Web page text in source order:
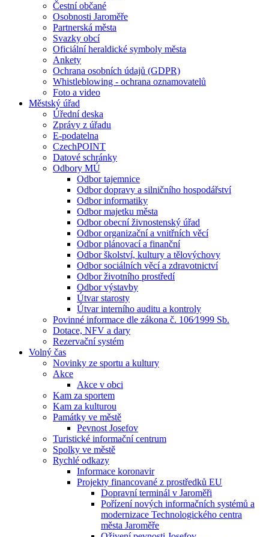
Čestní občané
Osobnosti Jaroměře
Partnerská města
Svazky obcí
Oficiální heraldické symboly města
Ankety
Ochrana osobních údajů (GDPR)
Whistleblowing - ochrana oznamovatelů
Foto a video
Městský úřad
Úřední deska
Zprávy z úřadu
E-podatelna
CzechPOINT
Datové schránky
Odbory MÚ
Odbor tajemnice
Odbor dopravy a silničního hospodářství
Odbor informatiky
Odbor majetku města
Odbor obecní živnostenský úřad
Odbor organizační a vnitřních věcí
Odbor plánovací a finanční
Odbor školství, kultury a tělovýchovy
Odbor sociálních věcí a zdravotnictví
Odbor životního prostředí
Odbor výstavby
Útvar starosty
Útvar interního auditu a kontroly
Povinné informace dle zákona č. 106⁄1999 Sb.
Dotace, NFV a dary
Rezervační systém
Volný čas
Novinky ze sportu a kultury
Akce
Akce v obci
Kam za sportem
Kam za kulturou
Památky ve městě
Pevnost Josefov
Turistické informační centrum
Spolky ve městě
Rychlé odkazy
Informace koronavir
Projekty financované z prostředků EU
Dopravní terminál v Jaroměři
Pořízení nových informačních systémů a
modernizace Technologického centra
města Jaroměře